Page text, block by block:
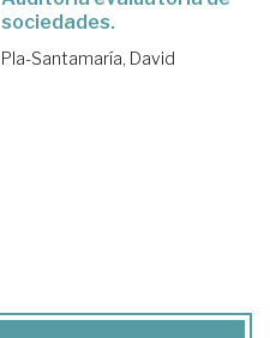
sociedades.
Pla-Santamaría, David